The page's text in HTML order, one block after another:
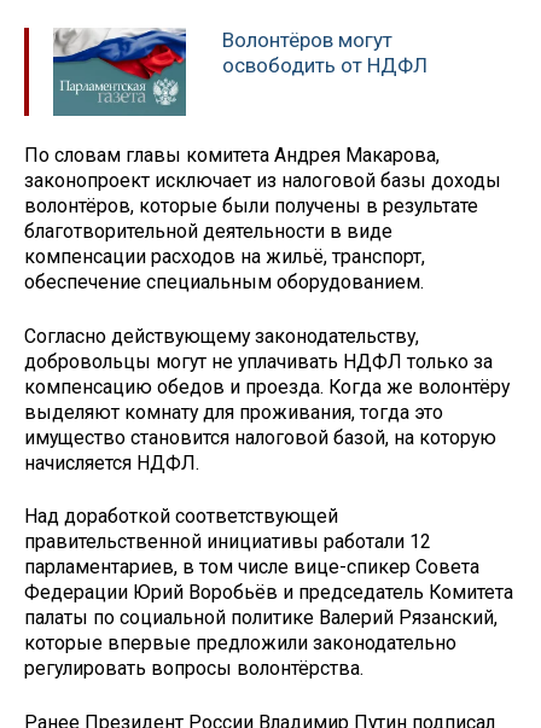
Волонтёров могут
освободить от НДФЛ
По словам главы комитета Андрея Макарова,
законопроект исключает из налоговой базы доходы
волонтёров, которые были получены в результате
благотворительной деятельности в виде
компенсации расходов на жильё, транспорт,
обеспечение специальным оборудованием.
Согласно действующему законодательству,
добровольцы могут не уплачивать НДФЛ только за
компенсацию обедов и проезда. Когда же волонтёру
выделяют комнату для проживания, тогда это
имущество становится налоговой базой, на которую
начисляется НДФЛ.
Над доработкой соответствующей
правительственной инициативы работали 12
парламентариев, в том числе вице-спикер Совета
Федерации Юрий Воробьёв и председатель Комитета
палаты по социальной политике Валерий Рязанский,
которые впервые предложили законодательно
регулировать вопросы волонтёрства.
Ранее Президент России Владимир Путин подписал